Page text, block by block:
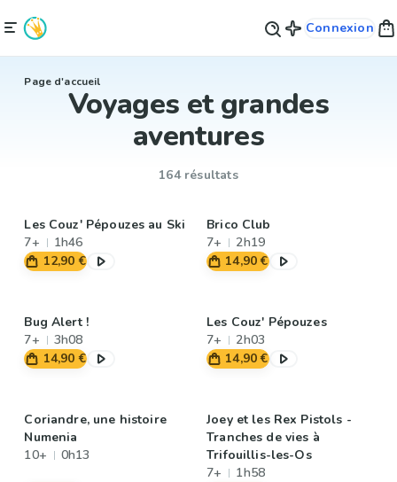
Connexion
Page d'accueil
Voyages et grandes
aventures
164 résultats
Les Couz' Pépouzes au Ski
7+
1h46
12,90 €
Brico Club
7+
2h19
14,90 €
Bug Alert !
7+
3h08
14,90 €
Les Couz' Pépouzes
7+
2h03
14,90 €
Coriandre, une histoire
Numenia
10+
0h13
Joey et les Rex Pistols -
Tranches de vies à
Trifouillis-les-Os
7+
1h58